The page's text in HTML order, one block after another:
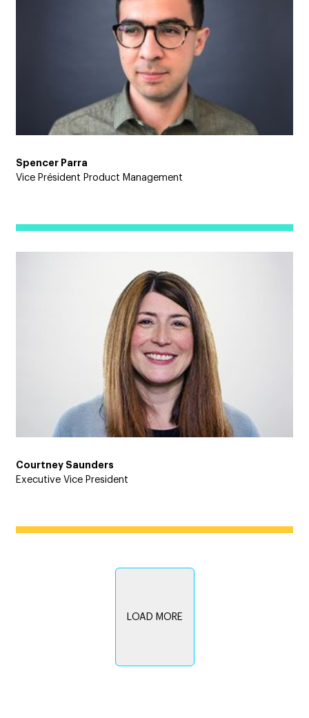
Spencer Parra
Vice Président Product Management
Courtney Saunders
Executive Vice President
LOAD MORE